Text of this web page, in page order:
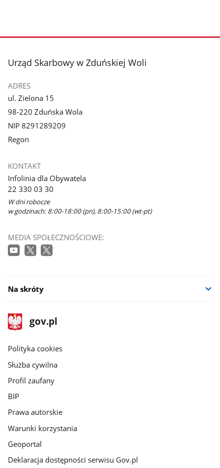
stopka
Urząd Skarbowy w Zduńskiej Woli
ADRES
ul. Zielona 15
98-220 Zduńska Wola
NIP 8291289209
Regon
KONTAKT
Infolinia dla Obywatela
22 330 03 30
W dni robocze
w godzinach: 8:00-18:00 (pn), 8:00-15:00 (wt-pt)
MEDIA SPOŁECZNOŚCIOWE:
Na skróty
stopka
gov.pl
Strona
gov.pl
gov.pl
Polityka cookies
Służba cywilna
Profil zaufany
BIP
Prawa autorskie
Warunki korzystania
Geoportal
Deklaracja dostępności serwisu Gov.pl